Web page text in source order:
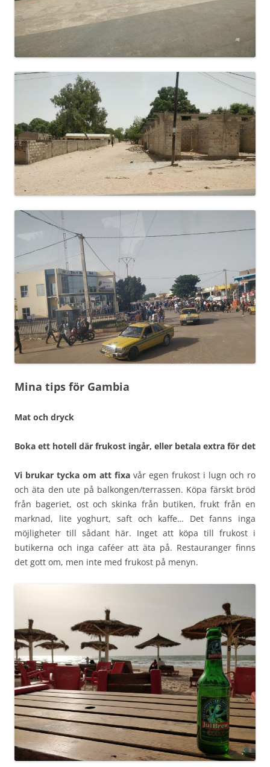
Mina tips för Gambia
Mat och dryck
Boka ett hotell där frukost ingår, eller betala extra för det
Vi brukar tycka om att fixa vår egen frukost i lugn och ro
och äta den ute på balkongen/terrassen. Köpa färskt bröd
från bageriet, ost och skinka från butiken, frukt från en
marknad, lite yoghurt, saft och kaffe… Det fanns inga
möjligheter till sådant här. Inget att köpa till frukost i
butikerna och inga caféer att äta på. Restauranger finns
det gott om, men inte med frukost på menyn.